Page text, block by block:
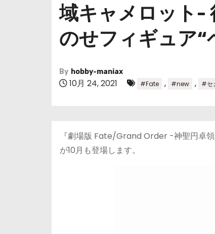
域キャメロット
のせフィギュア“
By hobby-maniax
10月 24, 2021 #Fate , #new , #セ
『劇場版 Fate/Grand Order -神聖円卓
が10月も登場します。